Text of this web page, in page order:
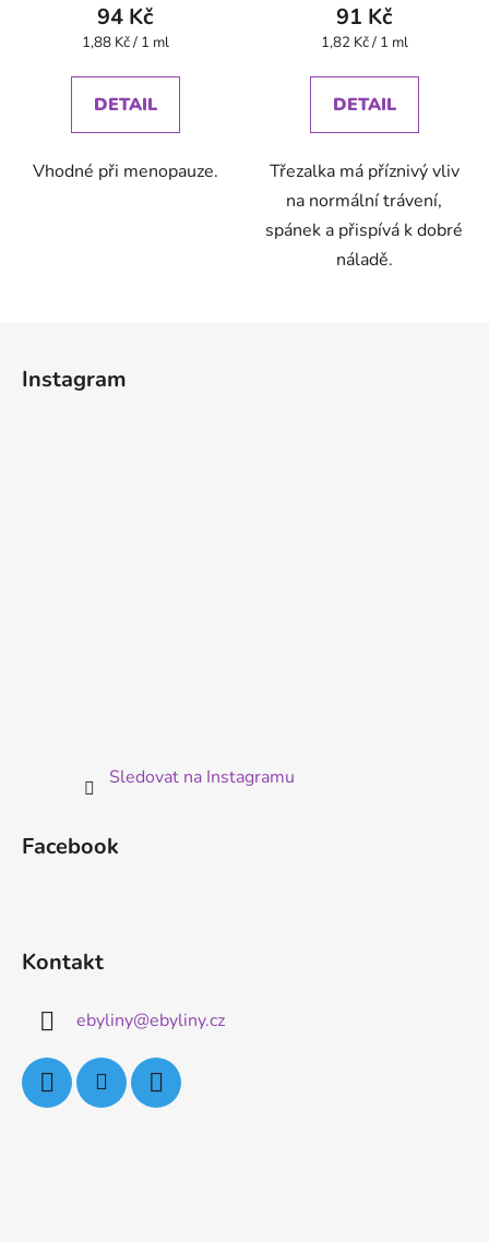
94 Kč
Měrná
1,88 Kč / 1 ml
DETAIL
Vhodné při menopauze.
91 Kč
Měrná
1,82 Kč / 1 ml
DETAIL
Třezalka má příznivý vliv
na normální trávení,
spánek a přispívá k dobré
náladě.
Instagram
Sledovat na Instagramu
Facebook
Kontakt
ebyliny@ebyliny.cz